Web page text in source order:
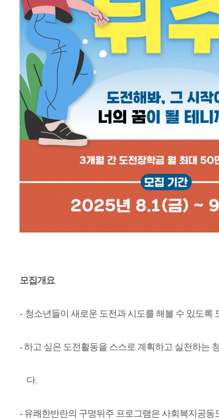
모집개요
- 청소년들이 새로운 도전과 시도를 해볼 수 있도록
- 하고 싶은 도전활동을 스스로 계획하고 실천하는
다.
- 유쾌한반란의 구멍뒤주 프로그램은 사회복지공동